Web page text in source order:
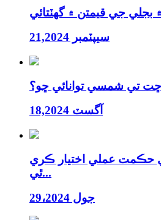
بجلي جي قيمتن ۾ گهٽتائي
سيپٽمبر 21,2024
ڇت تي شمسي توانائي ڇو؟
آگسٽ 18,2024
حڪمت عملي اختيار ڪري
ٿي...
جول 29،2024